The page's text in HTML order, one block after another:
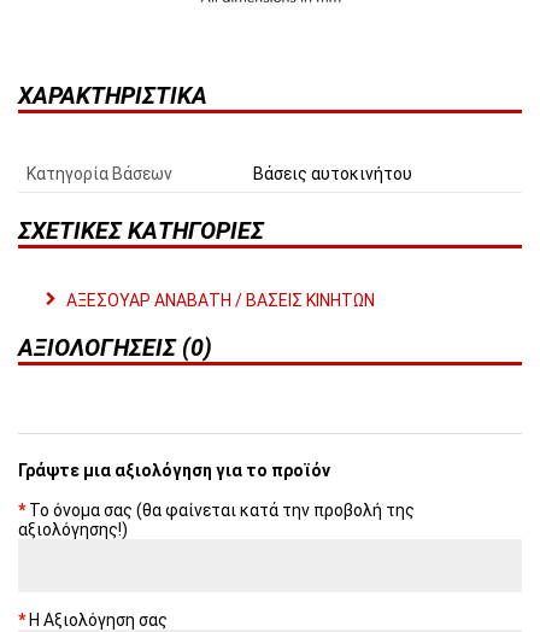
ΧΑΡΑΚΤΗΡΙΣΤΙΚΆ
Κατηγορία Βάσεων Βάσεις αυτοκινήτου
ΣΧΕΤΙΚΈΣ ΚΑΤΗΓΟΡΊΕΣ
ΑΞΕΣΟΥΑΡ ΑΝΑΒΑΤΗ / ΒΑΣΕΙΣ ΚΙΝΗΤΩΝ
ΑΞΙΟΛΟΓΉΣΕΙΣ (0)
Γράψτε μια αξιολόγηση για το προϊόν
Το όνομα σας (θα φαίνεται κατά την προβολή της
αξιολόγησης!)
Η Αξιολόγηση σας